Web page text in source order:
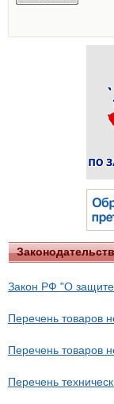
Закон РФ "О
Перечень товаров
Перечень товаров
Перечень